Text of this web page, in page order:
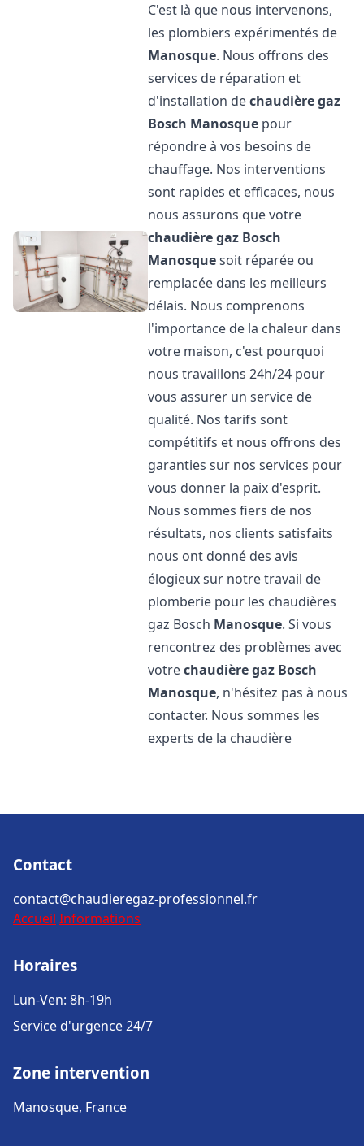
C'est là que nous intervenons,
les plombiers expérimentés de
Manosque. Nous offrons des
services de réparation et
d'installation dechaudière gaz
Bosch Manosque pour
répondre à vos besoins de
chauffage. Nos interventions
sont rapides et efficaces, nous
nous assurons que votre
chaudière gaz Bosch
Manosquesoit réparée ou
remplacée dans les meilleurs
délais. Nous comprenons
l'importance de la chaleur dans
votre maison, c'est pourquoi
nous travaillons 24h/24 pour
vous assurer un service de
qualité. Nos tarifs sont
compétitifs et nous offrons des
garanties sur nos services pour
vous donner la paix d'esprit.
Nous sommes fiers de nos
résultats, nos clients satisfaits
nous ont donné des avis
élogieux sur notre travail de
plomberie pour les chaudières
gaz Bosch Manosque. Si vous
rencontrez des problèmes avec
votrechaudière gaz Bosch
Manosque, n'hésitez pas à nous
contacter. Nous sommes les
experts de la chaudière
Contact
contact@chaudieregaz-professionnel.fr
Accueil Informations
Horaires
Lun-Ven: 8h-19h
Service d'urgence 24/7
Zone intervention
Manosque, France